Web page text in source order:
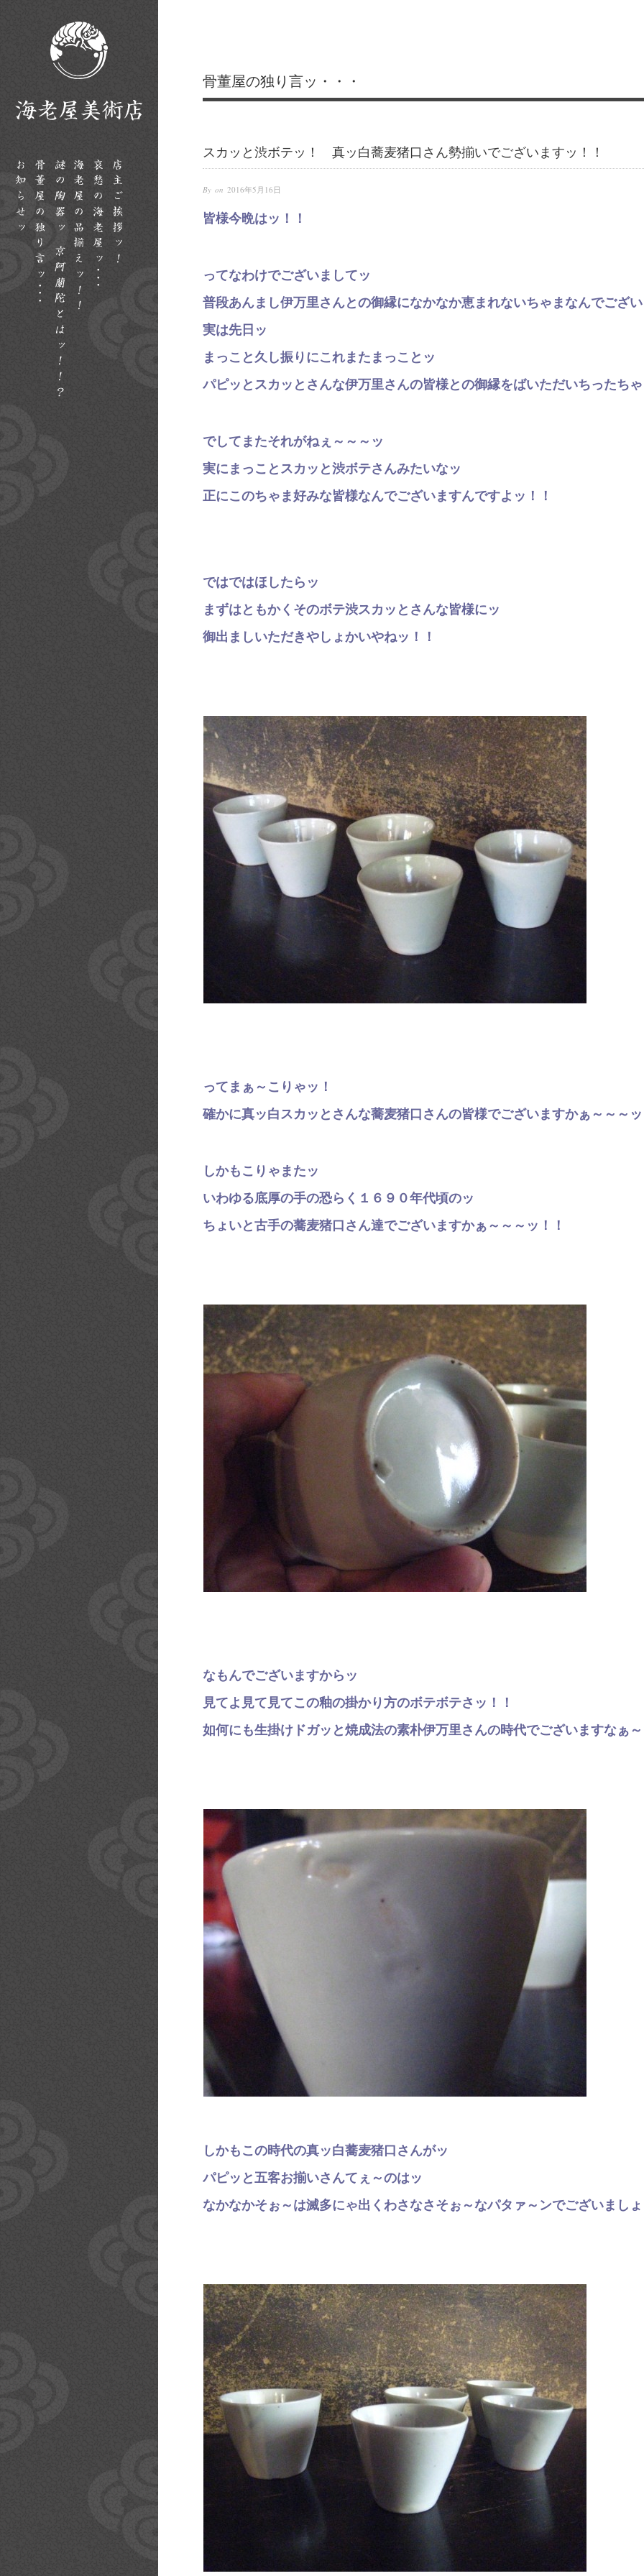
骨董屋の独り言ッ・・・
スカッと渋ボテッ！ 真ッ白蕎麦猪口さん勢揃いでございますッ！！
By on 2016年5月16日
皆様今晩はッ！！
ってなわけでございましてッ
普段あんまし伊万里さんとの御縁になかなか恵まれないちゃまなんでござ
実は先日ッ
まっこと久し振りにこれまたまっことッ
パピッとスカッとさんな伊万里さんの皆様との御縁をばいただいちったち
でしてまたそれがねぇ～～～ッ
実にまっことスカッと渋ボテさんみたいなッ
正にこのちゃま好みな皆様なんでございますんですよッ！！
ではではほしたらッ
まずはともかくそのボテ渋スカッとさんな皆様にッ
御出ましいただきやしょかいやねッ！！
ってまぁ～こりゃッ！
確かに真ッ白スカッとさんな蕎麦猪口さんの皆様でございますかぁ～～～
しかもこりゃまたッ
いわゆる底厚の手の恐らく１６９０年代頃のッ
ちょいと古手の蕎麦猪口さん達でございますかぁ～～～ッ！！
なもんでございますからッ
見てよ見て見てこの釉の掛かり方のボテボテさッ！！
如何にも生掛けドガッと焼成法の素朴伊万里さんの時代でございますなぁ
しかもこの時代の真ッ白蕎麦猪口さんがッ
パピッと五客お揃いさんてぇ～のはッ
なかなかそぉ～は滅多にゃ出くわさなさそぉ～なパタァ～ンでございまし